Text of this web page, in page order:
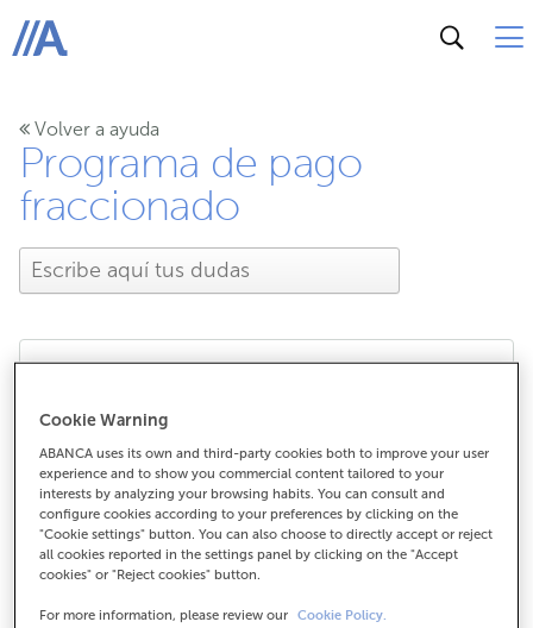
ABANCA
Volver a ayuda
Programa de pago
fraccionado
¿Qué compras puedo
aplazar con el servicio de
pago fraccionado?
¿Qué compras puedo aplazar con el
Cookie Warning
ABANCA uses its own and third-party cookies both to improve your user
experience and to show you commercial content tailored to your
interests by analyzing your browsing habits. You can consult and
configure cookies according to your preferences by clicking on the
"Cookie settings" button. You can also choose to directly accept or reject
all cookies reported in the settings panel by clicking on the "Accept
cookies" or "Reject cookies" button.
For more information, please review our Cookie Policy.